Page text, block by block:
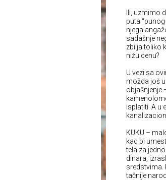
Ili, uzmimo
puta
njega
sadašnje
zbilja toliko
nižu cenu?
U vezi sa
možda još
objašnjenje
isplatiti. A u
KUKU –
kad bi
tela za
dinara,
sredstvima.
tačnije